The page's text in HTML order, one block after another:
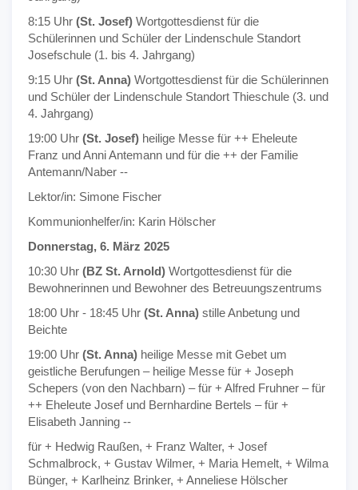
8:15 Uhr (St. Josef) Wortgottesdienst für die
Schülerinnen und Schüler der Lindenschule Standort
Josefschule (1. bis 4. Jahrgang)
9:15 Uhr (St. Anna) Wortgottesdienst für die Schülerinnen
und Schüler der Lindenschule Standort Thieschule (3. und
4. Jahrgang)
19:00 Uhr (St. Josef) heilige Messe für ++ Eheleute
Franz und Anni Antemann und für die ++ der Familie
Antemann/Naber --
Lektor/in: Simone Fischer
Kommunionhelfer/in: Karin Hölscher
Donnerstag, 6. März 2025
10:30 Uhr (BZ St. Arnold) Wortgottesdienst für die
Bewohnerinnen und Bewohner des Betreuungszentrums
18:00 Uhr - 18:45 Uhr (St. Anna) stille Anbetung und
Beichte
19:00 Uhr (St. Anna) heilige Messe mit Gebet um
geistliche Berufungen – heilige Messe für + Joseph
Schepers (von den Nachbarn) – für + Alfred Fruhner – für
++ Eheleute Josef und Bernhardine Bertels – für +
Elisabeth Janning --
für + Hedwig Raußen, + Franz Walter, + Josef
Schmalbrock, + Gustav Wilmer, + Maria Hemelt, + Wilma
Bünger, + Karlheinz Brinker, + Anneliese Hölscher